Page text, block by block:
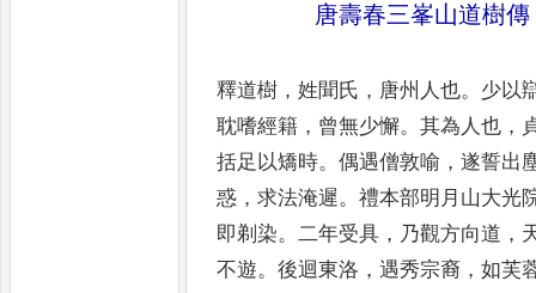
唐壽春三峯山道樹傳
釋道樹 ，姓聞氏 ， 唐州人也。 少以
耽嗜經籍 ， 曾無少懈。其為人也 ，
括足以矯時。偶遇僧敦喻 ，遂誓出
惑 ，求法淹遲。禮本部明月山大光
即剃染。二年受具 ， 乃觀方向道 ，
不遊。後迴東洛 ，遇秀宗裔 ，如芙